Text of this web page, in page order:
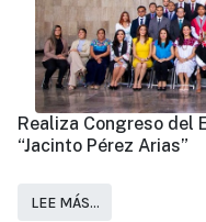
Realiza Congreso del
“Jacinto Pérez Arias”
LEE MÁS…